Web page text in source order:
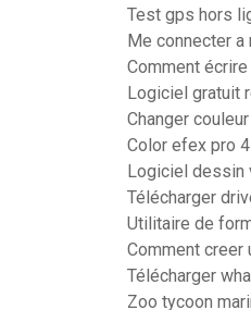
Test gps hors
Me connecter
Comment
Logiciel gratuit
Changer
Color efex pro
Logiciel dessin
Télécharger
Utilitaire de
Comment creer
Télécharger
Zoo tycoon